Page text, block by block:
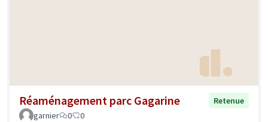
Réaménagement parc Gagarine
Retenue
garnier
0 0